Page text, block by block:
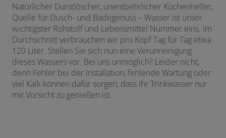
Natürlicher Durstlöscher, unentbehrlicher Küchenhelfer,
Quelle für Dusch- und Badegenuss – Wasser ist unser
wichtigster Rohstoff und Lebensmittel Nummer eins. Im
Durchschnitt verbrauchen wir pro Kopf Tag für Tag etwa
120 Liter. Stellen Sie sich nun eine Verunreinigung
dieses Wassers vor. Bei uns unmöglich? Leider nicht,
denn Fehler bei der Installation, fehlende Wartung oder
viel Kalk können dafür sorgen, dass Ihr Trinkwasser nur
mit Vorsicht zu genießen ist.